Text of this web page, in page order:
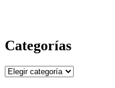
Categorías
Categorías